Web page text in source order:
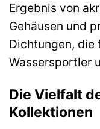
Ergebnis von
Gehäusen und
Dichtungen, die
Wassersportler
Die Vielfalt
Kollektionen